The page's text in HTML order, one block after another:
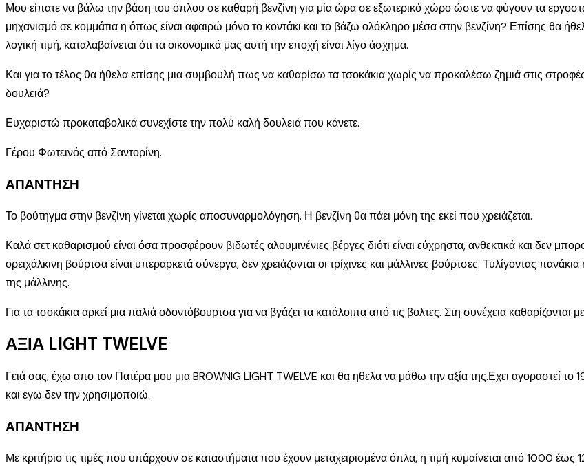
Μου είπατε να βάλω την βάση του όπλου σε καθαρή βενζίνη για μία ώρα σε εξωτερικό χώρο ώστε να φύγουν τα
μηχανισμό σε κομμάτια η όπως είναι αφαιρώ μόνο το κοντάκι και το βάζω ολόκληρο μέσα στην βενζίνη? Επίσης θα
λογική τιμή, καταλαβαίνεται ότι τα οικονομικά μας αυτή την εποχή είναι λίγο άσχημα.
Και για το τέλος θα ήθελα επίσης μια συμβουλή πως να καθαρίσω τα τσοκάκια χωρίς να προκαλέσω ζημιά στις
δουλειά?
Ευχαριστώ προκαταβολικά συνεχίστε την πολύ καλή δουλειά που κάνετε.
Γέρου Φωτεινός από Σαντορίνη.
ΑΠΑΝΤΗΣΗ
Το βούτηγμα στην βενζίνη γίνεται χωρίς αποσυναρμολόγηση. Η βενζίνη θα πάει μόνη της εκεί που χρειάζεται.
Καλά σετ καθαρισμού είναι όσα προσφέρουν βιδωτές αλουμινένιες βέργες διότι είναι εύχρηστα, ανθεκτικά και δεν
ορειχάλκινη βούρτσα είναι υπεραρκετά σύνεργα, δεν χρειάζονται οι τρίχινες και μάλλινες βούρτσες. Τυλίγοντας
της μάλλινης.
Για τα τσοκάκια αρκεί μια παλιά οδοντόβουρτσα για να βγάζει τα κατάλοιπα από τις βολτες. Στη συνέχεια καθαρίζονται
ΑΞΙΑ LIGHT TWELVE
Γειά σας, έχω απο τον Πατέρα μου μια BROWNIG LIGHT TWELVE και θα ηθελα να μάθω την αξία της.Εχει αγοραστεί το
και εγω δεν την χρησιμοποιώ.
ΑΠΑΝΤΗΣΗ
Με κριτήριο τις τιμές που υπάρχουν σε καταστήματα που έχουν μεταχειρισμένα όπλα, η τιμή κυμαίνεται από 1000